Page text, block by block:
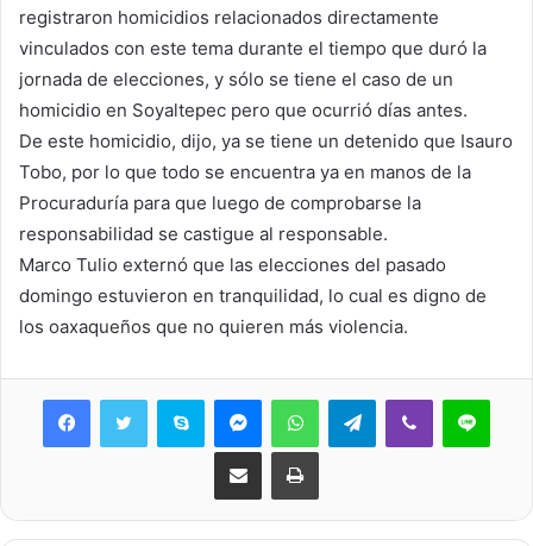
registraron homicidios relacionados directamente
vinculados con este tema durante el tiempo que duró la
jornada de elecciones, y sólo se tiene el caso de un
homicidio en Soyaltepec pero que ocurrió días antes.
De este homicidio, dijo, ya se tiene un detenido que Isauro
Tobo, por lo que todo se encuentra ya en manos de la
Procuraduría para que luego de comprobarse la
responsabilidad se castigue al responsable.
Marco Tulio externó que las elecciones del pasado
domingo estuvieron en tranquilidad, lo cual es digno de
los oaxaqueños que no quieren más violencia.
Skype MessengerWhatsAppTelegramViber Line
Share via Email Print